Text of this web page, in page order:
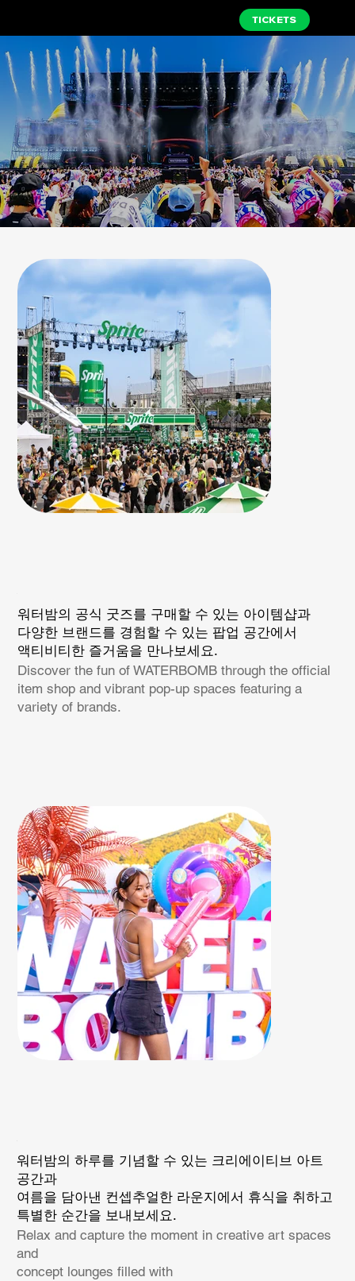
TICKETS
워터밤의 공식 굿즈를 구매할 수 있는 아이템샵과
다양한 브랜드를 경험할 수 있는 팝업 공간에서
액티비티한 즐거움을 만나보세요.
Discover the fun of WATERBOMB through the official
item shop and vibrant pop-up spaces featuring a
variety of brands.
워터밤의 하루를 기념할 수 있는 크리에이티브 아트
공간과
여름을 담아낸 컨셉추얼한 라운지에서 휴식을 취하고
특별한 순간을 보내보세요.
Relax and capture the moment in creative art spaces
and
concept lounges filled with